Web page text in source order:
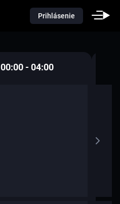
Prihlásenie
00:00 - 04:00